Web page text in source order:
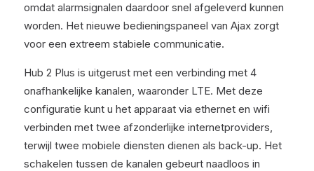
omdat alarmsignalen daardoor snel afgeleverd kunnen
worden. Het nieuwe bedieningspaneel van Ajax zorgt
voor een extreem stabiele communicatie.
Hub 2 Plus is uitgerust met een verbinding met 4
onafhankelijke kanalen, waaronder LTE. Met deze
configuratie kunt u het apparaat via ethernet en wifi
verbinden met twee afzonderlijke internetproviders,
terwijl twee mobiele diensten dienen als back-up. Het
schakelen tussen de kanalen gebeurt naadloos in